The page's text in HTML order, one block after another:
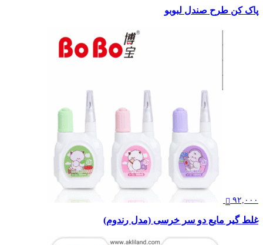
پاک کن طرح صندل لبوبو
۹۲,۰۰۰
غلط گیر مایع دو سر خرسی (مدل رندوم)